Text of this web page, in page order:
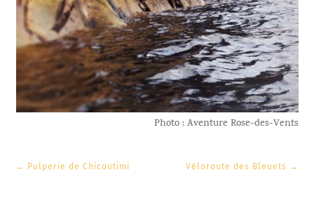
Photo : Aventure Rose-des-Vents
← Pulperie de Chicoutimi Véloroute des Bleuets →